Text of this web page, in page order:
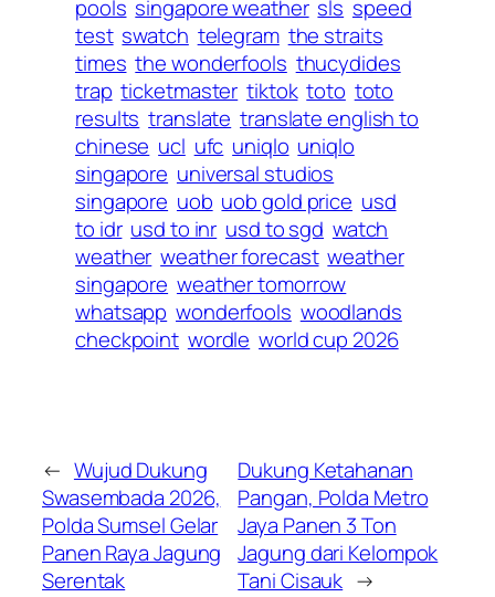
pools singapore weather sls speed
test swatch telegram the straits
times the wonderfools thucydides
trap ticketmaster tiktok toto toto
results translate translate english to
chinese ucl ufc uniqlo uniqlo
singapore universal studios
singapore uob uob gold price usd
to idr usd to inr usd to sgd watch
weather weather forecast weather
singapore weather tomorrow
whatsapp wonderfools woodlands
checkpoint wordle world cup 2026
← Wujud Dukung
Swasembada 2026,
Polda Sumsel Gelar
Panen Raya Jagung
Serentak
Dukung Ketahanan
Pangan, Polda Metro
Jaya Panen 3 Ton
Jagung dari Kelompok
Tani Cisauk →